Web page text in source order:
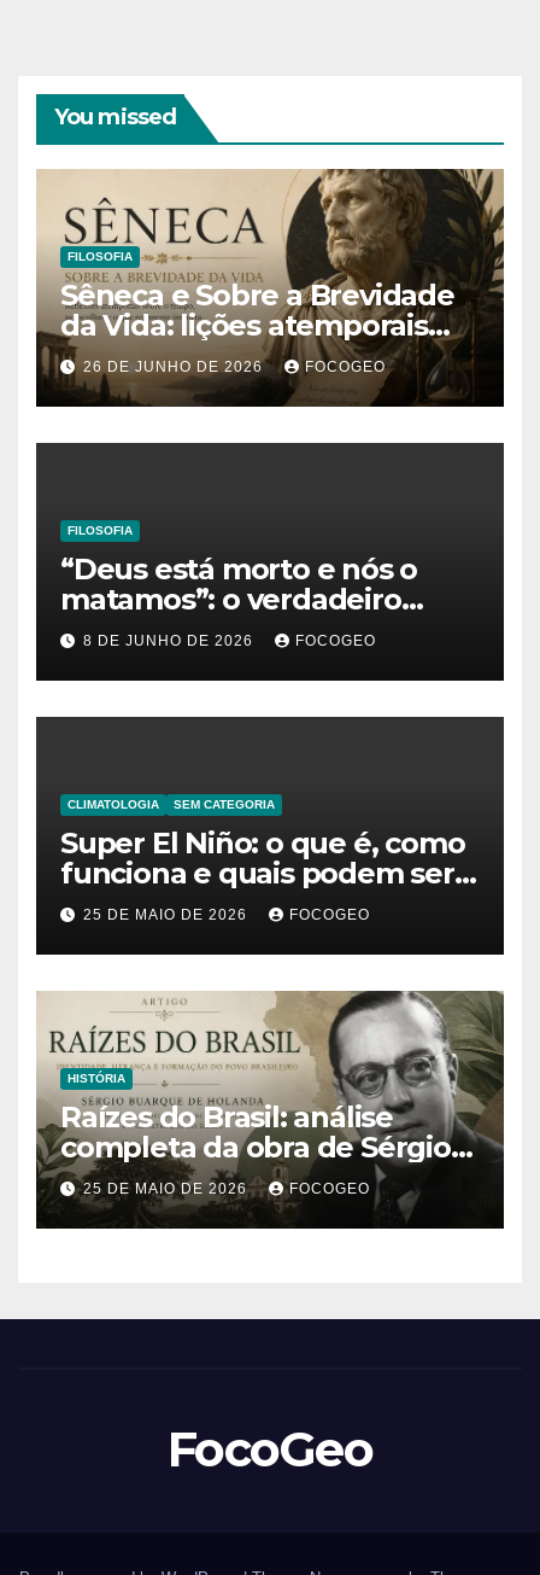
You missed
FILOSOFIA
Sêneca e Sobre a Brevidade
da Vida: lições atemporais
sobre o tempo, a felicidade e
o verdadeiro sentido da
existência
26 DE JUNHO DE 2026 FOCOGEO
FILOSOFIA
“Deus está morto e nós o
matamos”: o verdadeiro
significado da frase de
Friedrich Nietzsche
8 DE JUNHO DE 2026 FOCOGEO
CLIMATOLOGIA SEM CATEGORIA
Super El Niño: o que é, como
funciona e quais podem ser
os impactos desse fenômeno
climático extremo no Brasil e
no mundo
25 DE MAIO DE 2026 FOCOGEO
HISTÓRIA
Raízes do Brasil: análise
completa da obra de Sérgio
Buarque de Holanda e sua
importância para entender a
formação do Brasil
25 DE MAIO DE 2026 FOCOGEO
FocoGeo